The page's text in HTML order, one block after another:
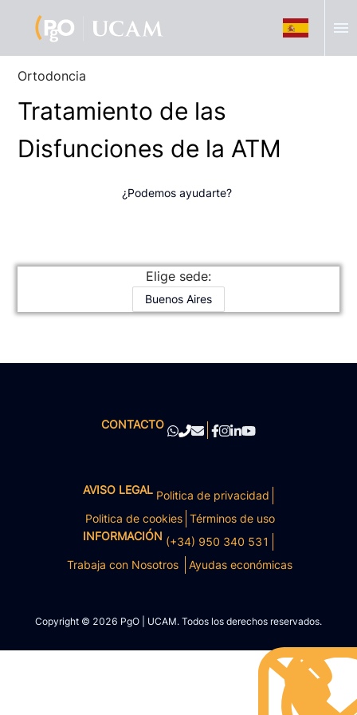
menu
Ortodoncia
Tratamiento de las
Disfunciones de la ATM
¿Podemos ayudarte?
Elige sede:
Buenos Aires
CONTACTO
AVISO LEGAL Politica de privacidad
Politica de cookies Términos de uso
INFORMACIÓN (+34) 950 340 531
Trabaja con Nosotros
Ayudas económicas
Copyright © 2026 PgO | UCAM. Todos los derechos reservados.